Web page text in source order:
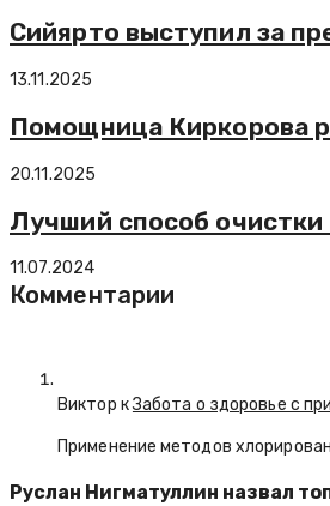
Сийярто выступил за
13.11.2025
Помощница Киркорова
20.11.2025
Лучший способ
11.07.2024
Комментарии
Виктор кЗабота о здоровье с
Применение методов
Руслан Нигматуллин назвал